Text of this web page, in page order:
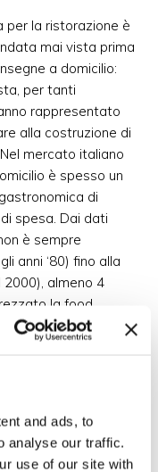
and ads, to
analyse our traffic.
use of our site with
per la ristorazione è
mai vista prima
a domicilio:
per tanti
rappresentato
alla costruzione di
mercato italiano
è spesso un
di
spesa. Dai dati
è sempre
anni ‘80) fino alla
2000), almeno 4
la food
sono pizza,
pollo arrosto,
con
inserire un dolce